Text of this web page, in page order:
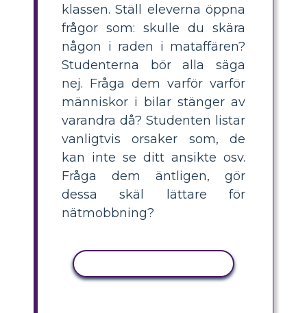
klassen. Ställ eleverna öppna
frågor som: skulle du skära
någon i raden i mataffären?
Studenterna bör alla säga
nej. Fråga dem varför varför
människor i bilar stänger av
varandra då? Studenten listar
vanligtvis orsaker som, de
kan inte se ditt ansikte osv.
Fråga dem äntligen, gör
dessa skäl lättare för
nätmobbning?